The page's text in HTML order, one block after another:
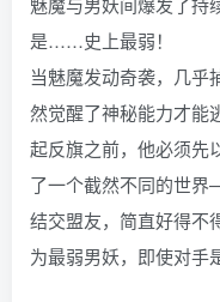
是……史上最弱！
当魅魔发动奇袭，几乎
然觉醒了神秘能力才能
起反旗之前，他必须先
了一个截然不同的世界
结交盟友，简直好得
为最弱男妖，即使对手